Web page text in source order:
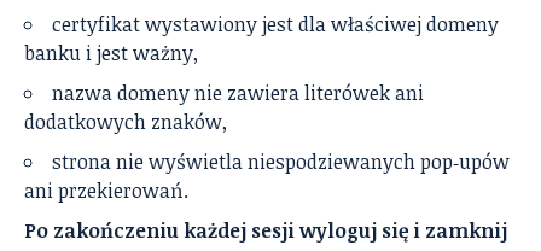
certyfikat wystawiony jest dla właściwej domeny
banku i jest ważny,
nazwa domeny nie zawiera literówek ani
dodatkowych znaków,
strona nie wyświetla niespodziewanych pop‑upów
ani przekierowań.
Po zakończeniu każdej sesji wyloguj się i zamknij